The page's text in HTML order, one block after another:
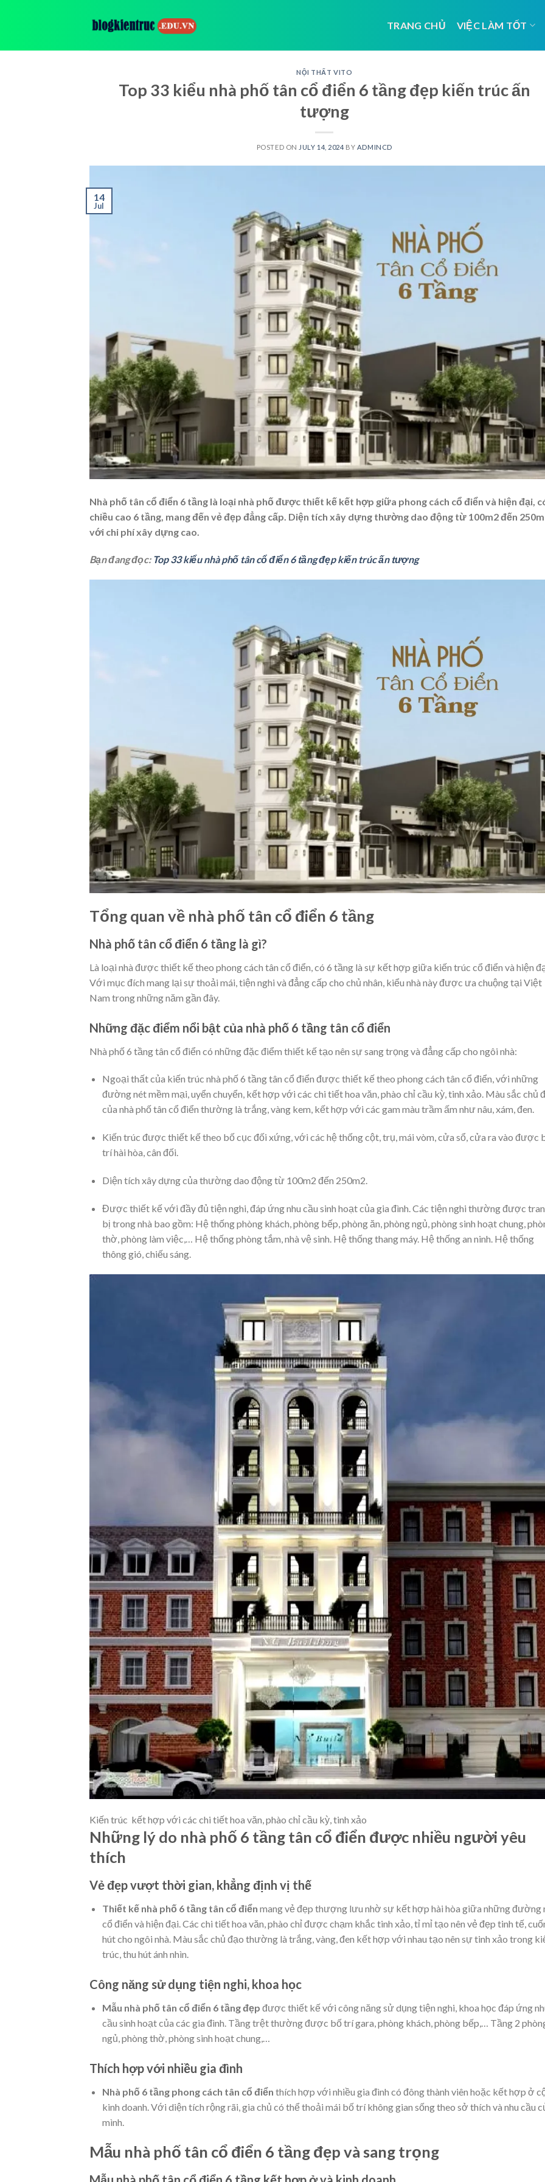
TRANG CHỦ VIỆC LÀM TỐT
NỘI THẤT VITO
Top 33 kiểu nhà phố tân cổ điển 6 tầng đẹp kiến trúc ấn
tượng
POSTED ON JULY 14, 2024 BY ADMINCD
14
Jul
Nhà phố tân cổ điển 6 tầng là loại nhà phố được thiết kế kết hợp giữa phong cách cổ điển và hiện đại,
chiều cao 6 tầng, mang đến vẻ đẹp đẳng cấp. Diện tích xây dựng thường dao động từ 100m2 đến
với chi phí xây dựng cao.
Bạn đang đọc: Top 33 kiểu nhà phố tân cổ điển 6 tầng đẹp kiến trúc ấn tượng
Tổng quan về nhà phố tân cổ điển 6 tầng
Nhà phố tân cổ điển 6 tầng là gì?
Là loại nhà được thiết kế theo phong cách tân cổ điển, có 6 tầng là sự kết hợp giữa kiến trúc cổ điển và hiện
Với mục đích mang lại sự thoải mái, tiện nghi và đẳng cấp cho chủ nhân, kiểu nhà này được ưa chuộng tại Việt
Nam trong những năm gần đây.
Những đặc điểm nổi bật của nhà phố 6 tầng tân cổ điển
Nhà phố 6 tầng tân cổ điển có những đặc điểm thiết kế tạo nên sự sang trọng và đẳng cấp cho ngôi nhà:
Ngoại thất của kiến trúc nhà phố 6 tầng tân cổ điển được thiết kế theo phong cách tân cổ điển, với những
đường nét mềm mại, uyển chuyển, kết hợp với các chi tiết hoa văn, phào chỉ cầu kỳ, tinh xảo. Màu sắc chủ
của nhà phố tân cổ điển thường là trắng, vàng kem, kết hợp với các gam màu trầm ấm như nâu, xám, đen.
Kiến trúc được thiết kế theo bố cục đối xứng, với các hệ thống cột, trụ, mái vòm, cửa sổ, cửa ra vào được
trí hài hòa, cân đối.
Diện tích xây dựng của thường dao động từ 100m2 đến 250m2.
Được thiết kế với đầy đủ tiện nghi, đáp ứng nhu cầu sinh hoạt của gia đình. Các tiện nghi thường được
bị trong nhà bao gồm: Hệ thống phòng khách, phòng bếp, phòng ăn, phòng ngủ, phòng sinh hoạt chung,
thờ, phòng làm việc,… Hệ thống phòng tắm, nhà vệ sinh. Hệ thống thang máy. Hệ thống an ninh. Hệ thống
thông gió, chiếu sáng.
Kiến trúc kết hợp với các chi tiết hoa văn, phào chỉ cầu kỳ, tinh xảo
Những lý do nhà phố 6 tầng tân cổ điển được nhiều người yêu
thích
Vẻ đẹp vượt thời gian, khẳng định vị thế
Thiết kế nhà phố 6 tầng tân cổ điển mang vẻ đẹp thượng lưu nhờ sự kết hợp hài hòa giữa những đường
cổ điển và hiện đại. Các chi tiết hoa văn, phào chỉ được chạm khắc tinh xảo, tỉ mỉ tạo nên vẻ đẹp tinh tế,
hút cho ngôi nhà. Màu sắc chủ đạo thường là trắng, vàng, đen kết hợp với nhau tạo nên sự tinh xảo trong
trúc, thu hút ánh nhìn.
Công năng sử dụng tiện nghi, khoa học
Mẫu nhà phố tân cổ điển 6 tầng đẹp được thiết kế với công năng sử dụng tiện nghi, khoa học đáp ứng
cầu sinh hoạt của các gia đình. Tầng trệt thường được bố trí gara, phòng khách, phòng bếp,… Tầng 2
ngủ, phòng thờ, phòng sinh hoạt chung,…
Thích hợp với nhiều gia đình
Nhà phố 6 tầng phong cách tân cổ điển thích hợp với nhiều gia đình có đông thành viên hoặc kết hợp ở
kinh doanh. Với diện tích rộng rãi, gia chủ có thể thoải mái bố trí không gian sống theo sở thích và nhu cầu
mình.
Mẫu nhà phố tân cổ điển 6 tầng đẹp và sang trọng